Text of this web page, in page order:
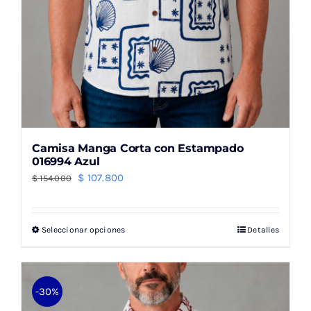
producto
Camisa Manga Corta con Estampado
016994 Azul
$154.000
El
era:
$ 107.800
es:
Seleccionar opcionesEste
tiene
múltiples
Detalles
-30%